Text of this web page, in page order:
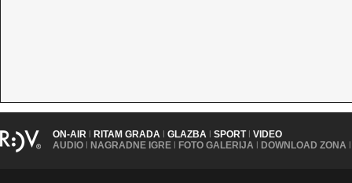
ON-AIR | RITAM GRADA | GLAZBA | SPORT | VIDEO
AUDIO | NAGRADNE IGRE | FOTO GALERIJA | DOWNLOAD ZONA |